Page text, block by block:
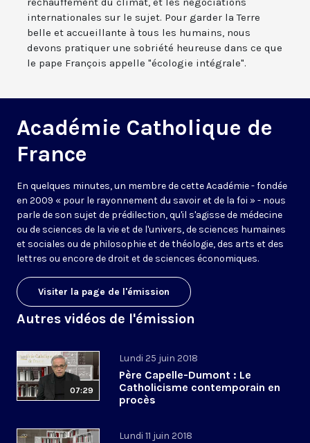
internationales sur le sujet. Pour garder la Terre
belle et accueillante à tous les humains, nous
devons pratiquer une sobriété heureuse dans ce que
le pape François appelle "écologie intégrale".
Académie Catholique de
France
En quelques minutes, un membre de cette Académie - fondée
en 2009 « pour le rayonnement du savoir et de la foi » - nous
parle de son sujet de prédilection, qu'il s'agisse de médecine
ou de sciences de la vie et de l'univers, de sciences humaines
et sociales ou de philosophie et de théologie, des arts et des
lettres ou encore de droit et de sciences économiques.
Visiter la page de l'émission
Autres vidéos de l'émission
07:29
Lundi 25 juin 2018
Père Capelle-Dumont : Le
Catholicisme contemporain en
procès
Lundi 11 juin 2018